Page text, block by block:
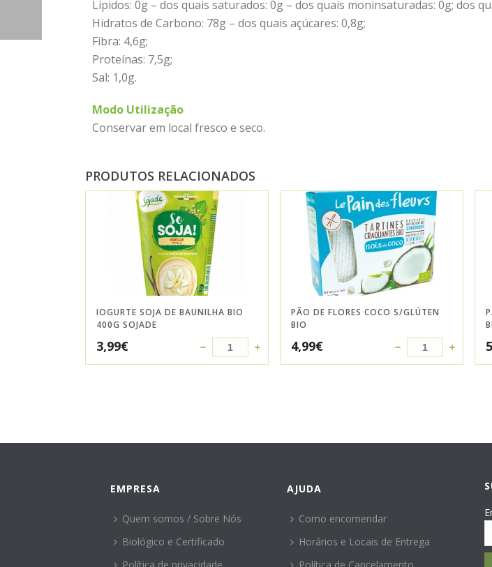
Lípidos: 0g – dos quais saturados: 0g – dos quais moninsaturadas: 0g; dos
Hidratos de Carbono: 78g – dos quais açúcares: 0,8g;
Fibra: 4,6g;
Proteínas: 7,5g;
Sal: 1,0g.
Modo Utilização
Conservar em local fresco e seco.
PRODUTOS RELACIONADOS
IOGURTE SOJA DE BAUNILHA BIO
400G SOJADE
3,99€
PÃO DE FLORES COCO S/GLÚTEN
BIO
4,99€
EMPRESA
Quem somos / Sobre Nós
Biológico e Certificado
AJUDA
Como encomendar
Horários e Locais de Entrega